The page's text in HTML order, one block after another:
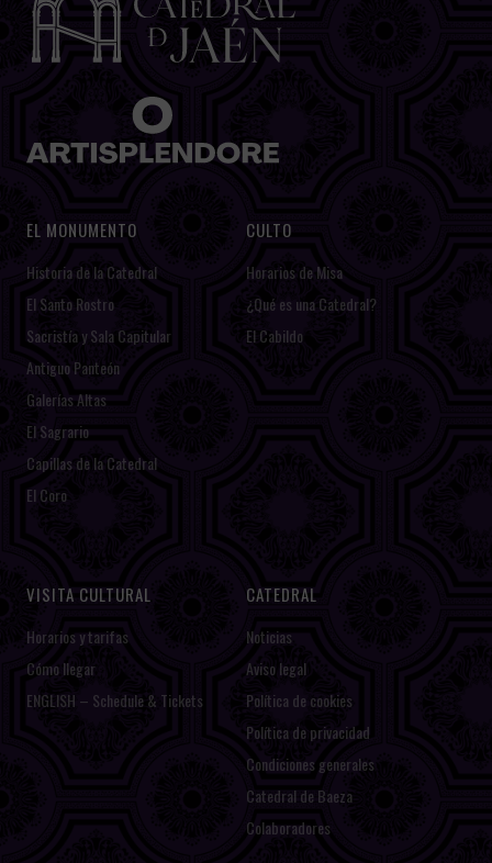
EL MONUMENTO
Historia de la Catedral
El Santo Rostro
Sacristía y Sala Capitular
Antiguo Panteón
Galerías Altas
El Sagrario
Capillas de la Catedral
El Coro
CULTO
Horarios de Misa
¿Qué es una Catedral?
El Cabildo
VISITA CULTURAL
Horarios y tarifas
Cómo llegar
ENGLISH – Schedule & Tickets
CATEDRAL
Noticias
Aviso legal
Política de cookies
Política de privacidad
Condiciones generales
Catedral de Baeza
Colaboradores